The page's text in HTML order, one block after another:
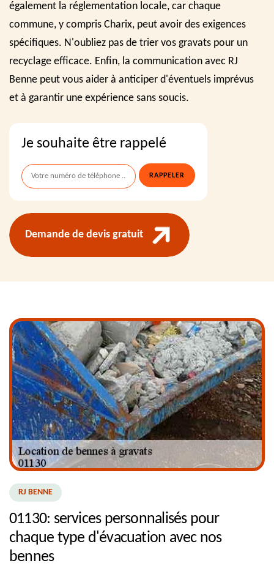
également la réglementation locale, car chaque
commune, y compris Charix, peut avoir des exigences
spécifiques. N'oubliez pas de trier vos gravats pour un
recyclage efficace. Enfin, la communication avec RJ
Benne peut vous aider à anticiper d'éventuels imprévus
et à garantir une expérience sans soucis.
Je souhaite être rappelé
Demande de devis gratuit
RJ BENNE
01130: services personnalisés pour
chaque type d'évacuation avec nos
bennes